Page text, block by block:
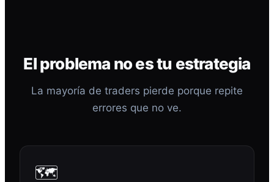
El problema no es tu estrategia
La mayoría de traders pierde porque repite
errores que no ve.
🗺️